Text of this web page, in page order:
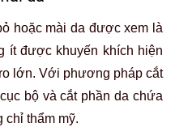
hoặc mài da được xem là
ít được khuyến khích hiện
lớn. Với phương pháp cắt
bộ và cắt phần da chứa
chỉ thẩm mỹ.